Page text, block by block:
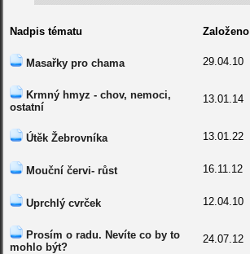
Nadpis tématu Založeno
Masařky pro chama 29.04.10
Krmný hmyz - chov, nemoci,
ostatní
13.01.14
Útěk Žebrovníka 13.01.22
Mouční červi- růst 16.11.12
Uprchlý cvrček 12.04.10
Prosím o radu. Nevíte co by to
mohlo být?
24.07.12